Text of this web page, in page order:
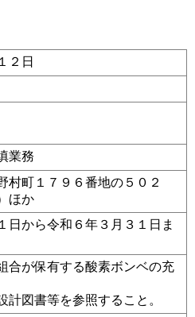
２日
業務
村町１７９６番地の５０２
ほか
日から令和６年３月３１日ま
合が保有する酸素ボンベの充
図書等を参照すること。